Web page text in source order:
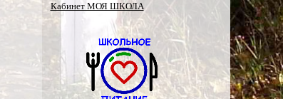
Кабинет МОЯ ШКОЛА